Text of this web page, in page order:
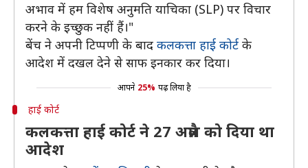
अभाव में हम विशेष अनुमति याचिका (SLP) पर विचार
करने के इच्छुक नहीं हैं।"
बेंच ने अपनी टिप्पणी के बाद कलकत्ता हाई कोर्ट के
आदेश में दखल देने से साफ इनकार कर दिया।
आपने 25% पढ़ लिया है
हाई कोर्ट
कलकत्ता हाई कोर्ट ने 27 अप्रैल को दिया था
आदेश